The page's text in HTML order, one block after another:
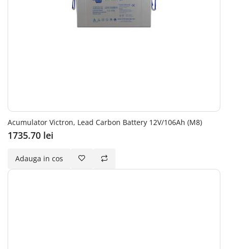
Acumulator Victron, Lead Carbon Battery 12V/106Ah (M8)
1735.70 lei
Adauga in cos